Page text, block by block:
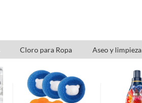
Cloro para Ropa Aseo y limpieza